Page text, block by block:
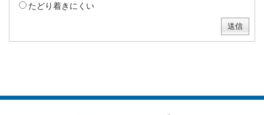
たどり着きにくい